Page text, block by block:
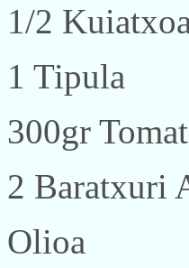
1/2 Kuiatxoa
1 Tipula
300gr
2 Baratxuri
Olioa